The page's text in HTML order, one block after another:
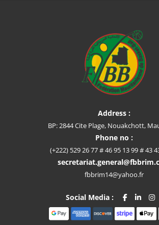
Address :
BP: 2844 Cite Plage, Nouakchott,
Phone no :
(+222) 529 26 77 # 46 95 13 99 # 43
fbbrim14@yahoo.fr
Social Media :